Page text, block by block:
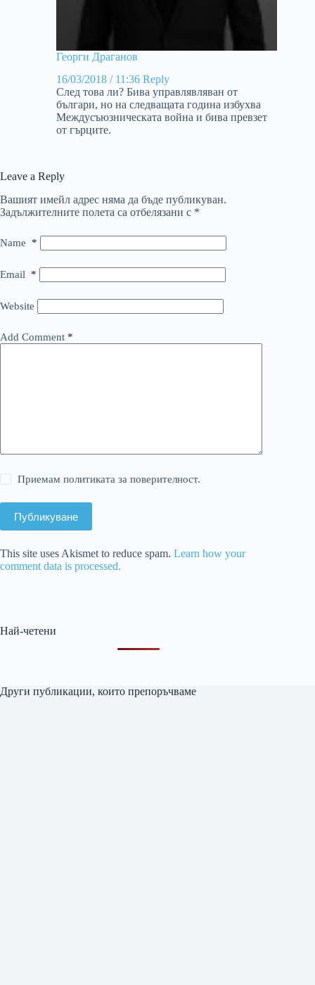
Георги Драганов
16/03/2018 / 11:36 Reply
След това ли? Бива управлявляван от
българи, но на следващата година избухва
Междусъюзническата война и бива превзет
от гърците.
Leave a Reply
Вашият имейл адрес няма да бъде публикуван.
Задължителните полета са отбелязани с *
Name *
Email *
Website
Add Comment *
Приемам политиката за поверителност.
Публикуване
This site uses Akismet to reduce spam. Learn how your
comment data is processed.
Най-четени
Други публикации, които препоръчваме